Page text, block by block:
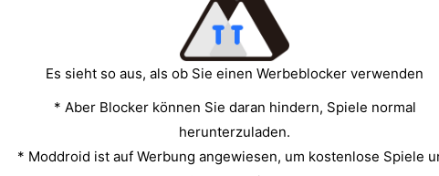
Es sieht so aus, als ob Sie einen Werbeblocker verwenden
* Aber Blocker können Sie daran hindern, Spiele normal
herunterzuladen.
* Moddroid ist auf Werbung angewiesen, um kostenlose Spiele